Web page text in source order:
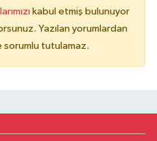
kabul etmiş bulunuyor
Yazılan yorumlardan
sorumlu tutulamaz.